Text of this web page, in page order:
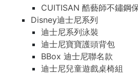
CUITISAN 酷藝師不鏽鋼
Disney迪士尼系列
迪士尼系列泳裝
迪士尼寶寶護頭背包
BBox 迪士尼聯名款
迪士尼兒童遊戲桌椅組